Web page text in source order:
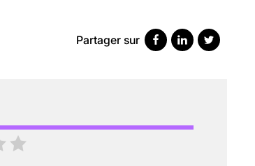
Partager sur